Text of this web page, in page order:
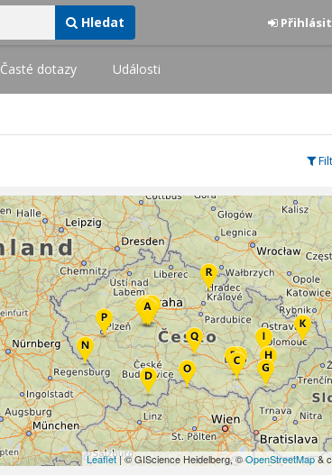
Hledat Přihlásit
Časté dotazy Události
Leaflet| © GIScience Heidelberg, ©OpenStreetMap&